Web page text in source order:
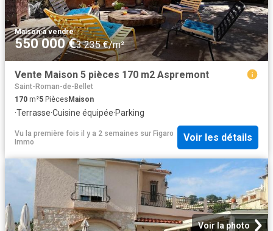
Maison·à vendre
550 000 €3 235 €/m²
Vente Maison 5 pièces 170 m2 Aspremont
Saint-Roman-de-Bellet
170 m²5 Pièces Maison
·Terrasse·Cuisine équipée·Parking
Vu la première fois il y a 2 semaines sur Figaro
Immo
Voir les détails
Voir la photo